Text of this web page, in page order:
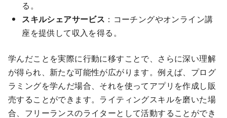
る。
スキルシェアサービス ：コーチングやオンライン講
座を提供して収入を得る。
学んだことを実際に行動に移すことで、さらに深い理解
が得られ、新たな可能性が広がります。例えば、プログ
ラミングを学んだ場合、それを使ってアプリを作成し販
売することができます。ライティングスキルを磨いた場
合、フリーランスのライターとして活動することができ